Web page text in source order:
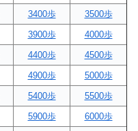
3400歩
3500歩
3900歩
4000歩
4400歩
4500歩
4900歩
5000歩
5400歩
5500歩
5900歩
6000歩